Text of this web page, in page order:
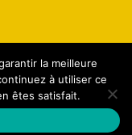
droits réservés.
la meilleure
à utiliser ce
êtes satisfait.